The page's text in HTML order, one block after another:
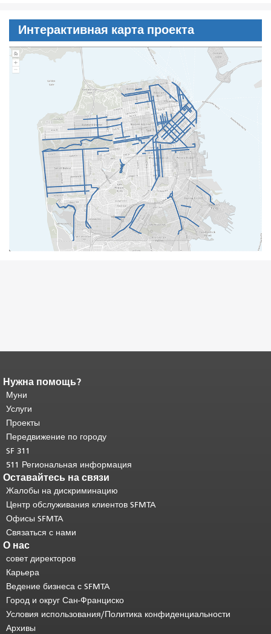
Интерактивная карта проекта
Конец содержимого
страницы.
страницы повторяется на каждой
странице.
основного содержимого .
Нужна помощь?
Муни
Услуги
Проекты
Передвижение по городу
SF 311
511 Региональная информация
Оставайтесь на связи
Жалобы на дискриминацию
Центр обслуживания клиентов SFMTA
Офисы SFMTA
Связаться с нами
О нас
совет директоров
Карьера
Ведение бизнеса с SFMTA
Город и округ Сан-Франциско
Условия использования/Политика конфиденциальности
Архивы